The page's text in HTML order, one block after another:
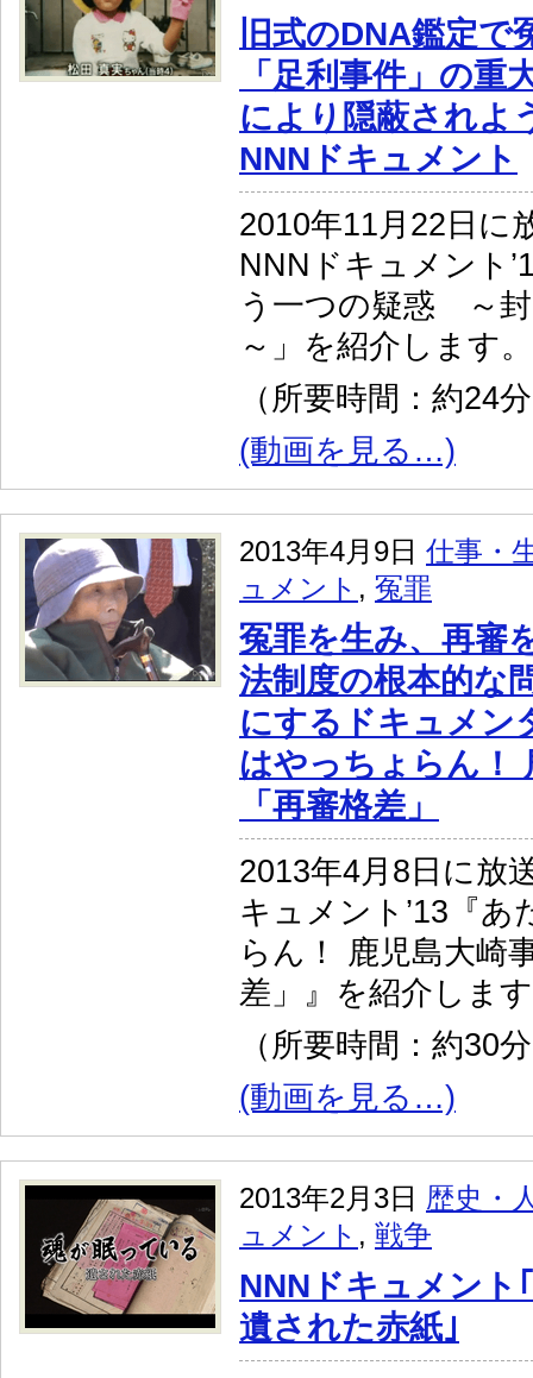
旧式のDNA鑑定で
「足利事件」の重
により隠蔽されよ
NNNドキュメント
2010年11月22日に
NNNドキュメン
う一つの疑惑 ～
～」を紹介します。
（所要時間：約24
(動画を見る…)
2013年4月9日 仕事・
ュメント , 冤罪
冤罪を生み、再審
法制度の根本的な
にするドキュメン
はやっちょらん！
「再審格差」
2013年4月8日に放
キュメント’13『あ
らん！ 鹿児島大崎
差」』を紹介しま
（所要時間：約30
(動画を見る…)
2013年2月3日 歴史・
ュメント , 戦争
NNNドキュメント
遺された赤紙｣